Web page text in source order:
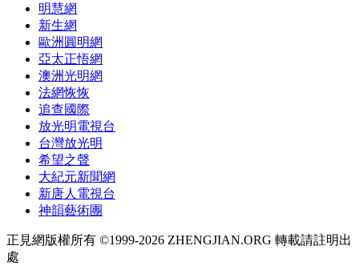
明慧網
新生網
歐洲圓明網
亞太正悟網
澳洲光明網
法網恢恢
追查國際
放光明電視台
台灣放光明
希望之聲
大紀元新聞網
新唐人電視台
神韻藝術團
正見網版權所有 ©1999-2026 ZHENGJIAN.ORG 轉載請註明出
處